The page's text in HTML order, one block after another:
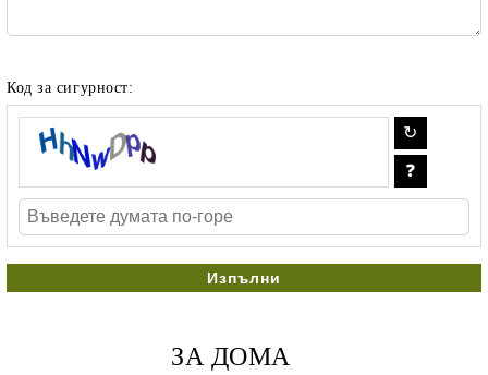
Код за сигурност:
ЗА ДОМА